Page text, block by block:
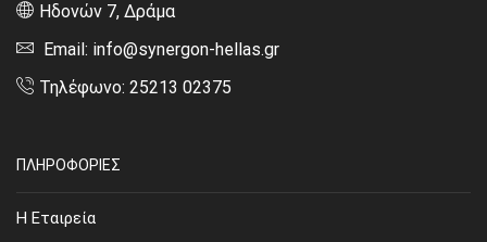
Ηδονών 7, Δράμα
Email: info@synergon-hellas.gr
Τηλέφωνο: 25213 02375
ΠΛΗΡΟΦΟΡΙΕΣ
Η Εταιρεία